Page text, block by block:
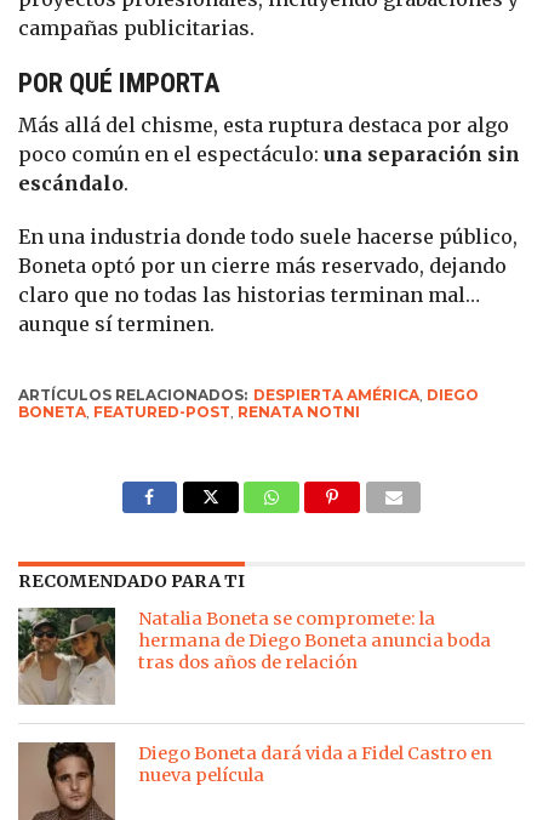
campañas publicitarias.
POR QUÉ IMPORTA
Más allá del chisme, esta ruptura destaca por algo
poco común en el espectáculo:una separación sin
escándalo.
En una industria donde todo suele hacerse público,
Boneta optó por un cierre más reservado, dejando
claro que no todas las historias terminan mal…
aunque sí terminen.
ARTÍCULOS RELACIONADOS: DESPIERTA AMÉRICA, DIEGO
BONETA, FEATURED-POST, RENATA NOTNI
RECOMENDADO PARA TI
Natalia Boneta se compromete: la
hermana de Diego Boneta anuncia boda
tras dos años de relación
Diego Boneta dará vida a Fidel Castro en
nueva película